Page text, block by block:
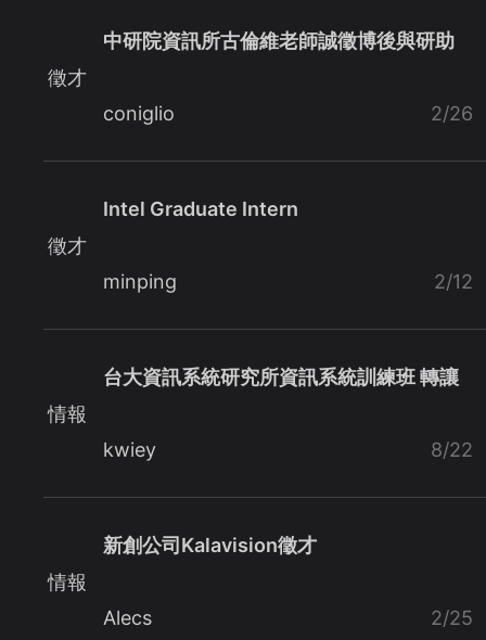
徵才
中研院資訊所古倫維老師誠徵博後與研助
coniglio 2/26
徵才
Intel Graduate Intern
minping 2/12
情報
台大資訊系統研究所資訊系統訓練班 轉讓
kwiey 8/22
情報
新創公司Kalavision徵才
Alecs 2/25